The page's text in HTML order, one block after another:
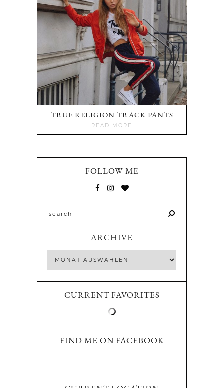
TRUE RELIGION TRACK PANTS
READ MORE
FOLLOW ME
ARCHIVE
CURRENT FAVORITES
FIND ME ON FACEBOOK